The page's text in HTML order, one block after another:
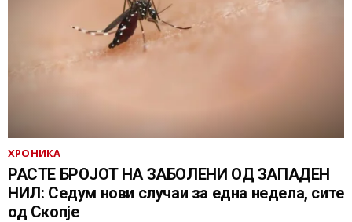
ХРОНИКА
РАСТЕ БРОЈОТ НА ЗАБОЛЕНИ ОД ЗАПАДЕН
НИЛ: Седум нови случаи за една недела, сите
од Скопје